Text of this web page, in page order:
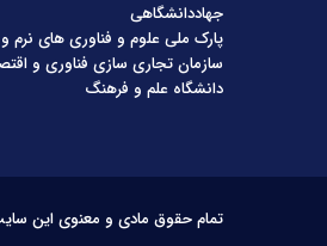
جهاددانشگاهی
پارک ملی علوم و فناوری های نرم
سازمان تجاری سازی فناوری و
دانشگاه علم و فرهنگ
تمام حقوق مادی و معنوی این